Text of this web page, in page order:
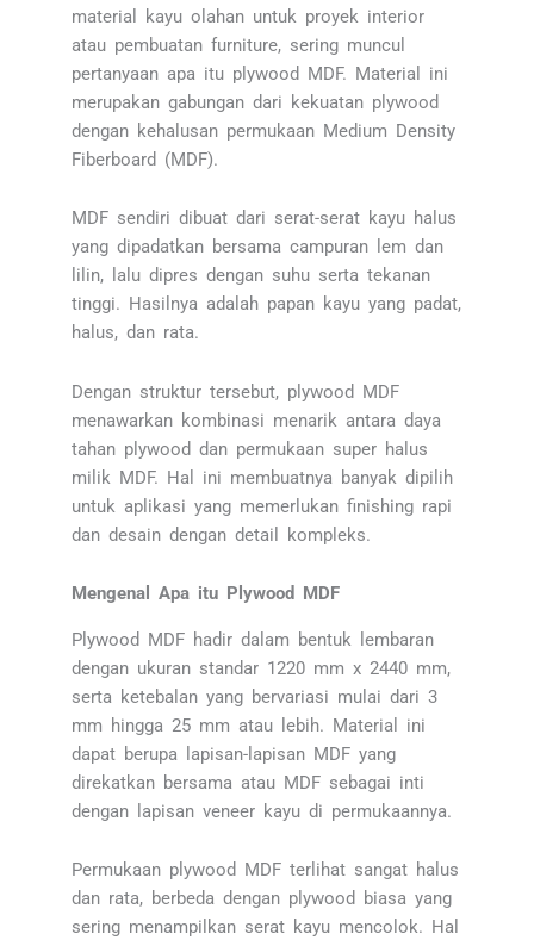
material kayu olahan untuk proyek interior
atau pembuatan furniture, sering muncul
pertanyaan apa itu plywood MDF. Material ini
merupakan gabungan dari kekuatan plywood
dengan kehalusan permukaan Medium Density
Fiberboard (MDF).
MDF sendiri dibuat dari serat-serat kayu halus
yang dipadatkan bersama campuran lem dan
lilin, lalu dipres dengan suhu serta tekanan
tinggi. Hasilnya adalah papan kayu yang padat,
halus, dan rata.
Dengan struktur tersebut, plywood MDF
menawarkan kombinasi menarik antara daya
tahan plywood dan permukaan super halus
milik MDF. Hal ini membuatnya banyak dipilih
untuk aplikasi yang memerlukan finishing rapi
dan desain dengan detail kompleks.
Mengenal Apa itu Plywood MDF
Plywood MDF hadir dalam bentuk lembaran
dengan ukuran standar 1220 mm x 2440 mm,
serta ketebalan yang bervariasi mulai dari 3
mm hingga 25 mm atau lebih. Material ini
dapat berupa lapisan-lapisan MDF yang
direkatkan bersama atau MDF sebagai inti
dengan lapisan veneer kayu di permukaannya.
Permukaan plywood MDF terlihat sangat halus
dan rata, berbeda dengan plywood biasa yang
sering menampilkan serat kayu mencolok. Hal